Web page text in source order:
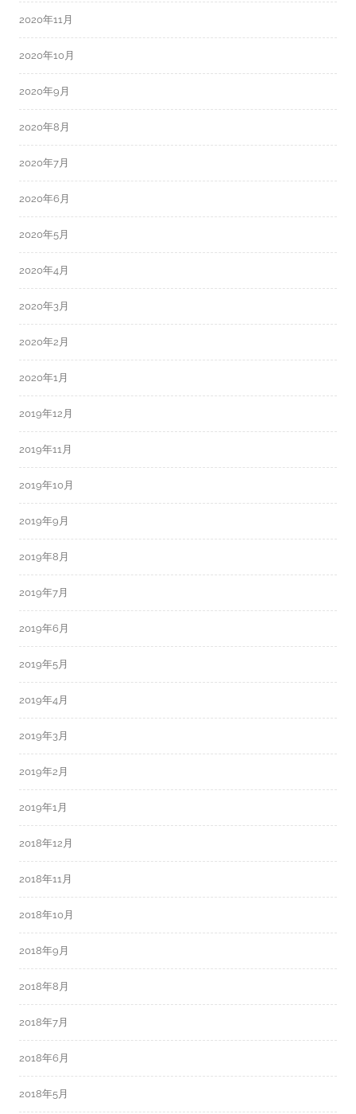
2020年11月
2020年10月
2020年9月
2020年8月
2020年7月
2020年6月
2020年5月
2020年4月
2020年3月
2020年2月
2020年1月
2019年12月
2019年11月
2019年10月
2019年9月
2019年8月
2019年7月
2019年6月
2019年5月
2019年4月
2019年3月
2019年2月
2019年1月
2018年12月
2018年11月
2018年10月
2018年9月
2018年8月
2018年7月
2018年6月
2018年5月